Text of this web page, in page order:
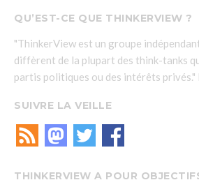
QU’EST-CE QUE THINKERVIEW ?
"ThinkerView est un groupe
diffèrent de la plupart des think-tanks
partis politiques ou des intérêts privés."
SUIVRE LA VEILLE
THINKERVIEW A POUR